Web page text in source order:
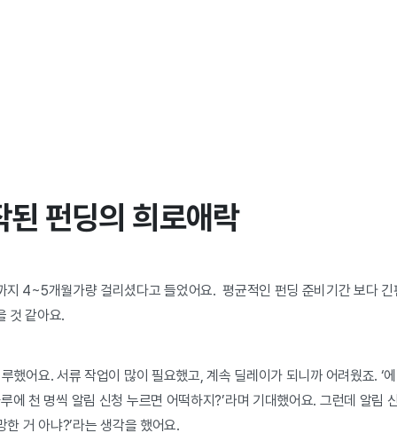
된 펀딩의 희로애락
지 4~5개월가량 걸리셨다고 들었어요. 평균적인 펀딩 준비기간 보다
것 같아요.
했어요. 서류 작업이 많이 필요했고, 계속 딜레이가 되니까 어려웠죠. ‘
에 천 명씩 알림 신청 누르면 어떡하지?’라며 기대했어요. 그런데 알림
한 거 아냐?’라는 생각을 했어요.